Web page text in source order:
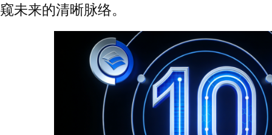
窥未来的清晰脉络。